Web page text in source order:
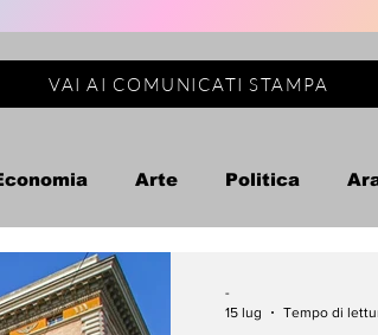
VAI AI COMUNICATI STAMPA
Arte Politica
Cronaca
-
15 lug
Tempo di